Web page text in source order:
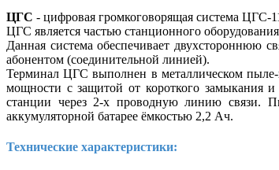
ЦГС - цифровая громкоговорящая система ЦГС-
ЦГС является частью станционного
Данная система обеспечивает
абонентом (соединительной линией).
Терминал ЦГС выполнен в металлическом
мощности с защитой от короткого замыкания
станции через 2-х проводную линию связи.
аккумуляторной батарее ёмкостью 2,2 Ач.
Технические характеристики: